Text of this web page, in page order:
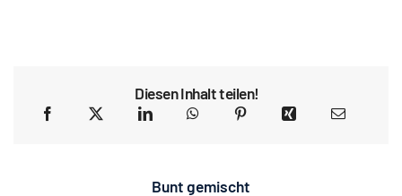
Diesen Inhalt teilen!
Bunt gemischt